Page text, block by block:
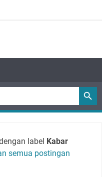
label Kabar
semua postingan